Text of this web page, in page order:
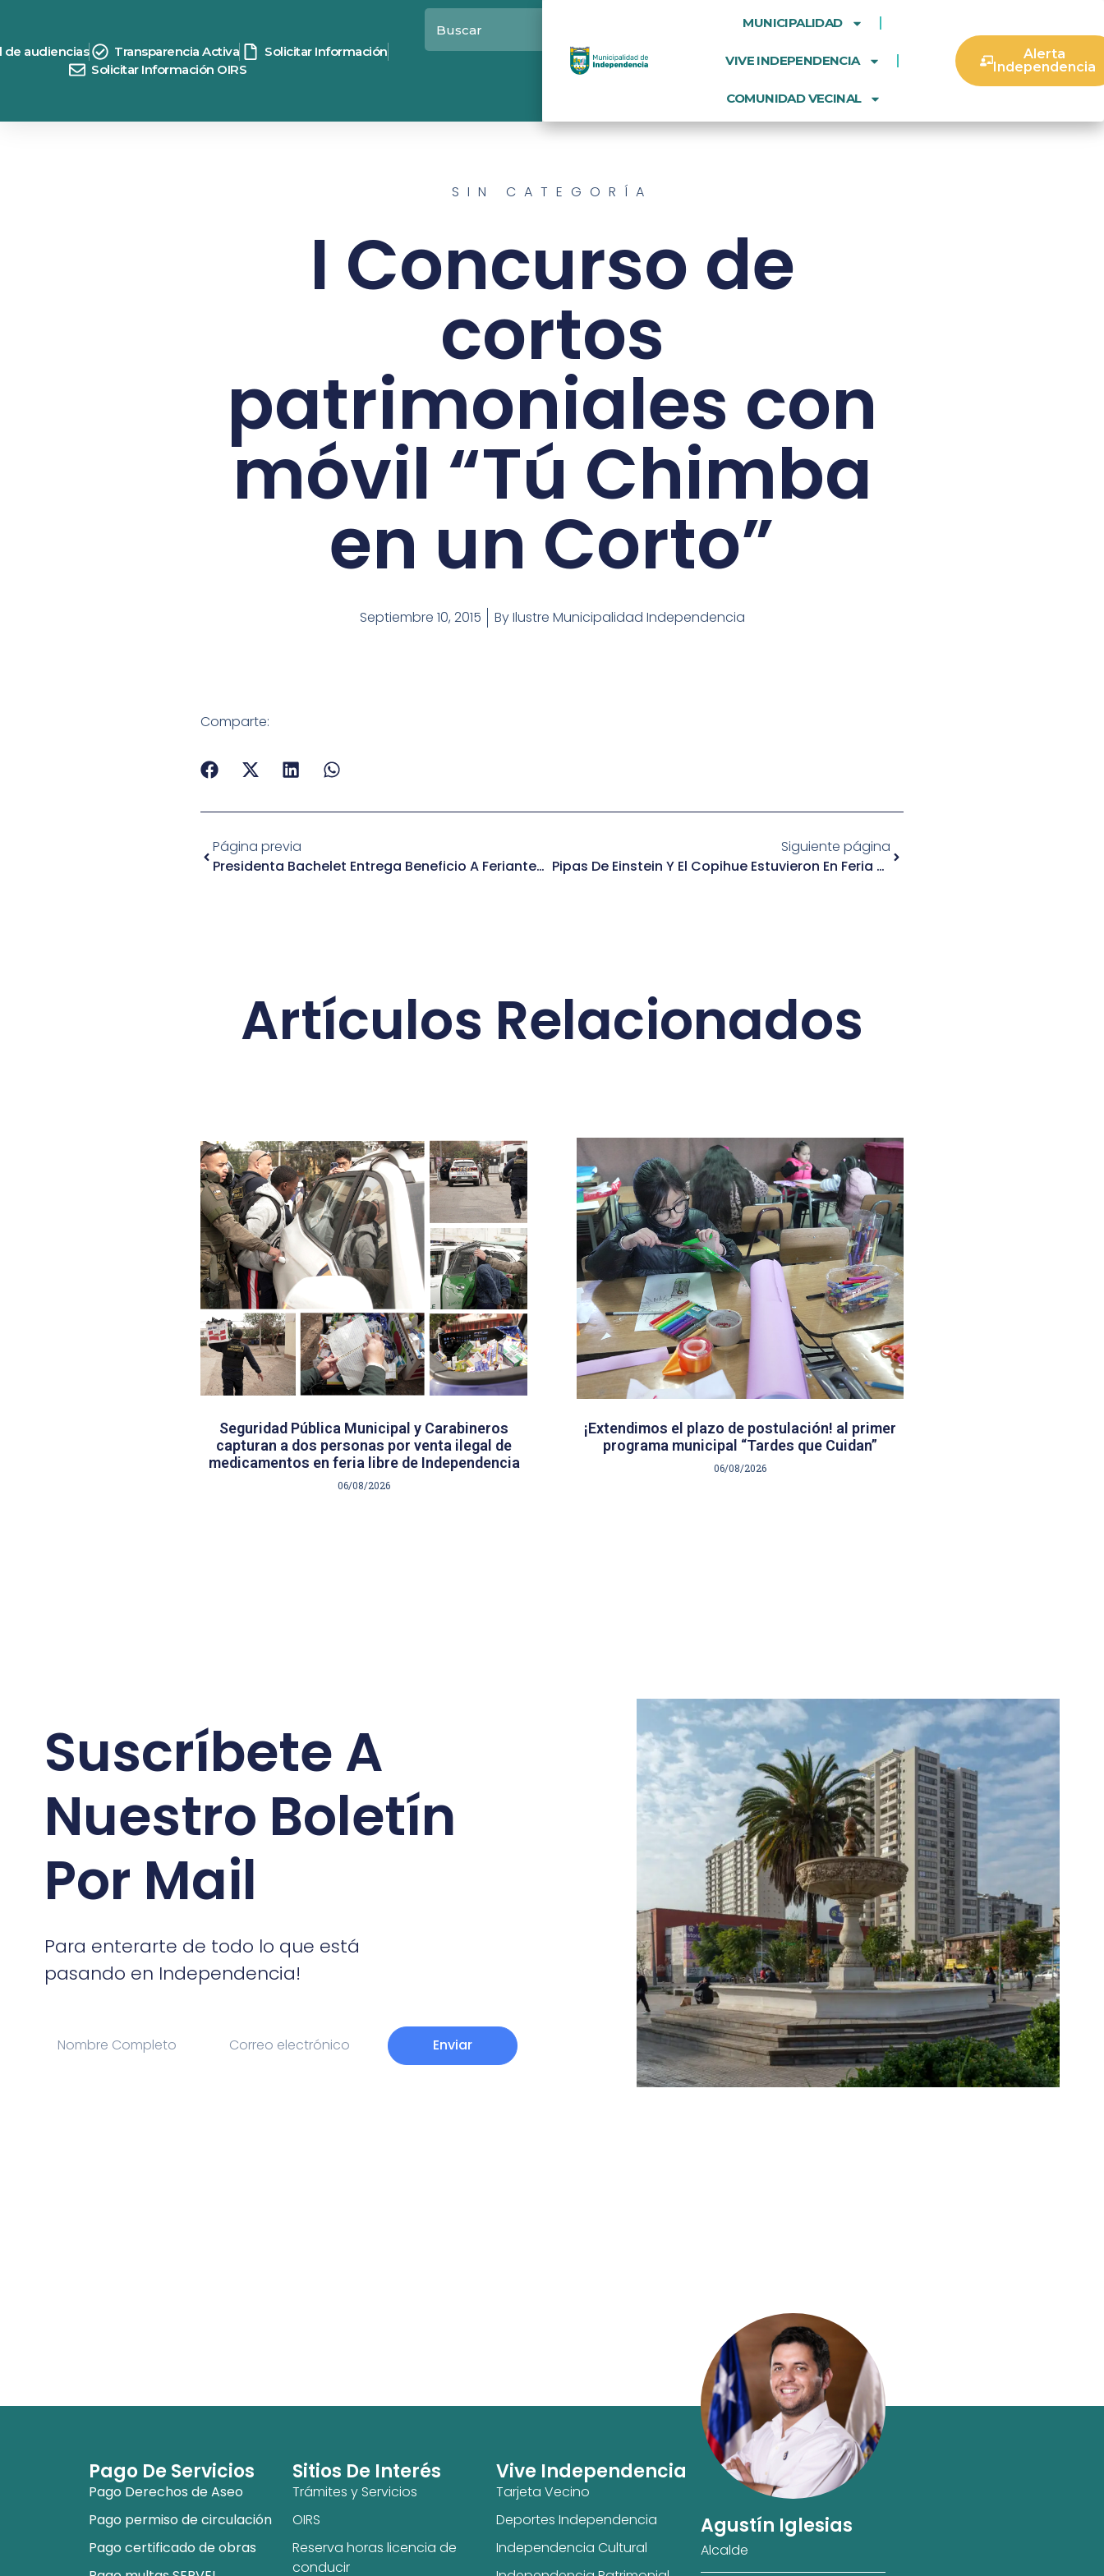
de audiencias Transparencia Activa
Solicitar Información
Solicitar Información OIRS
MUNICIPALIDAD
VIVE INDEPENDENCIA
COMUNIDAD VECINAL
Alerta
Independencia
SIN CATEGORÍA
I Concurso de
cortos
patrimoniales con
móvil “Tú Chimba
en un Corto”
Septiembre 10, 2015 ByIlustre Municipalidad Independencia
Comparte:
Página previa
Presidenta Bachelet Entrega Beneficio A Feriantes De Independencia
Siguiente página
Pipas De Einstein Y El Copihue Estuvieron En Feria Regional De Turismo
Artículos Relacionados
Seguridad Pública Municipal y Carabineros
capturan a dos personas por venta ilegal de
medicamentos en feria libre de Independencia
06/08/2026
¡Extendimos el plazo de postulación! al primer
programa municipal “Tardes que Cuidan”
06/08/2026
Suscríbete A
Nuestro Boletín
Por Mail
Para enterarte de todo lo que está
pasando en Independencia!
Enviar
Pago De Servicios
Pago Derechos de Aseo
Pago permiso de circulación
Pago certificado de obras
Sitios De Interés
Trámites y Servicios
OIRS
Reserva horas licencia de
conducir
Vive Independencia
Tarjeta Vecino
Deportes Independencia
Independencia Cultural
Agustín Iglesias
Alcalde